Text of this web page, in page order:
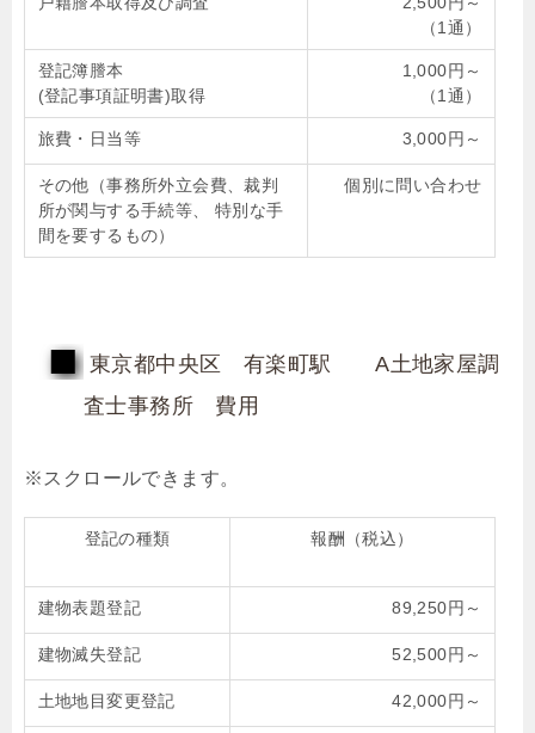
（1通）
登記簿謄本
(登記事項証明書)取得
1,000円～
（1通）
旅費・日当等 3,000円～
その他（事務所外立会費、裁判
所が関与する手続等、 特別な手
間を要するもの）
個別に問い合わせ
東京都中央区 有楽町駅 A土地家屋調
査士事務所 費用
登記の種類 報酬（税込）
建物表題登記 89,250円～
建物滅失登記 52,500円～
土地地目変更登記 42,000円～